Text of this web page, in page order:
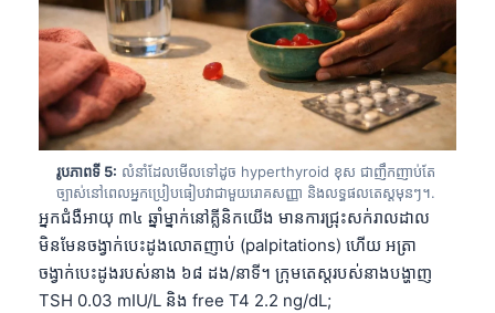
រូបភាពទី 5: លំនាំដែលមើលទៅដូច hyperthyroid ខុស ជាញឹកញាប់តែ
ច្បាស់នៅពេលអ្នកប្រៀបធៀបវាជាមួយរោគសញ្ញា និងលទ្ធផលតេស្តមុនៗ។.
អ្នកជំងឺអាយុ ៣៤ ឆ្នាំម្នាក់នៅគ្លីនិកយើង មានការជ្រុះសក់រាលដាល
មិនមែនចង្វាក់បេះដូងលោតញាប់ (palpitations) ហើយ អត្រា
ចង្វាក់បេះដូងរបស់នាង ៦៨ ដង/នាទី។ ក្រុមតេស្តរបស់នាងបង្ហាញ
TSH 0.03 mIU/L និង free T4 2.2 ng/dL;